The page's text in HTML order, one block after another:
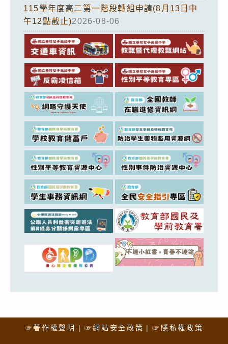
115學年度高二第一階段轉組申請(8月13日中
午12點截止)2026-08-06
☞著作權聲明 ☞網站安全政策 ☞隱私權政策